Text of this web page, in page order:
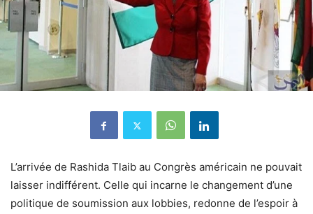
L’arrivée de Rashida Tlaib au Congrès américain ne pouvait
laisser indifférent. Celle qui incarne le changement d’une
politique de soumission aux lobbies, redonne de l’espoir à